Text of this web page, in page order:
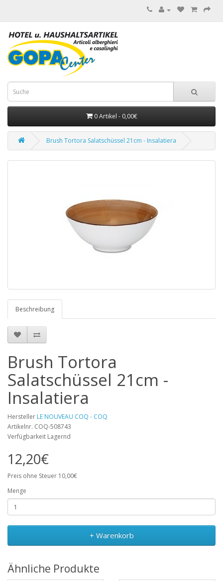
0 Artikel - 0,00€
Brush Tortora Salatschüssel 21cm - Insalatiera
Beschreibung
Brush Tortora
Salatschüssel 21cm -
Insalatiera
Hersteller LE NOUVEAU COQ - COQ
Artikelnr. COQ-508743
Verfügbarkeit Lagernd
12,20€
Preis ohne Steuer 10,00€
Menge
+ Warenkorb
Ähnliche Produkte